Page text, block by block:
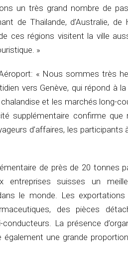
un très grand nombre de
de Thaïlande, d’Australie, de
ces régions visitent la ville
»
« Nous sommes très
vers Genève, qui répond à
et les marchés long-
supplémentaire confirme
d’affaires, les
de près de 20 tonnes
entreprises suisses un
le monde. Les exportations
des pièces
La présence
également une grande